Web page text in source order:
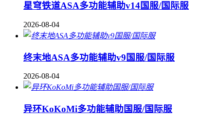
星穹铁道ASA多功能辅助v14国服/国际服
2026-08-04
终末地ASA多功能辅助v9国服/国际服
2026-08-04
异环KoKoMi多功能辅助国服/国际服